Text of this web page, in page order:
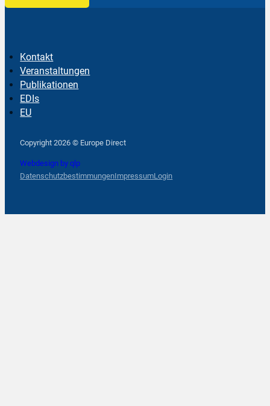
Kontakt
Veranstaltungen
Publikationen
EDIs
EU
Copyright 2026 © Europe Direct
Webdesign by qlp
DatenschutzbestimmungenImpressumLogin